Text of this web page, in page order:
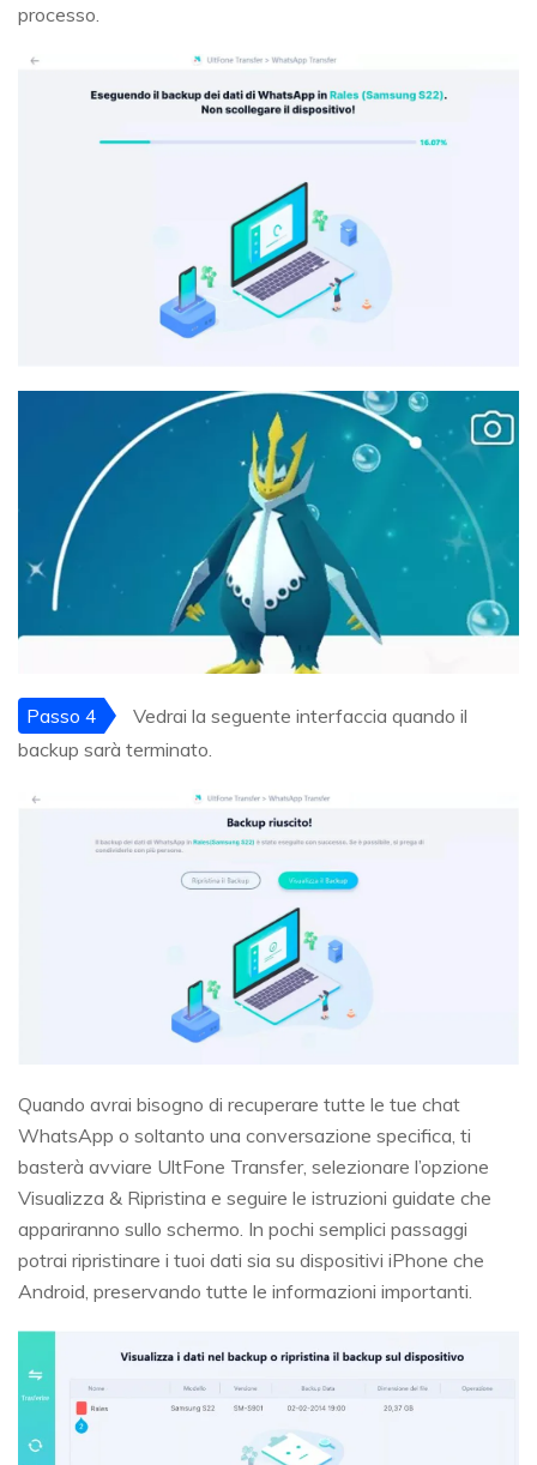
processo.
Passo 4
Vedrai la seguente interfaccia quando il
backup sarà terminato.
Quando avrai bisogno di recuperare tutte le tue chat
WhatsApp o soltanto una conversazione specifica, ti
basterà avviare UltFone Transfer, selezionare l’opzione
Visualizza & Ripristina e seguire le istruzioni guidate che
appariranno sullo schermo. In pochi semplici passaggi
potrai ripristinare i tuoi dati sia su dispositivi iPhone che
Android, preservando tutte le informazioni importanti.